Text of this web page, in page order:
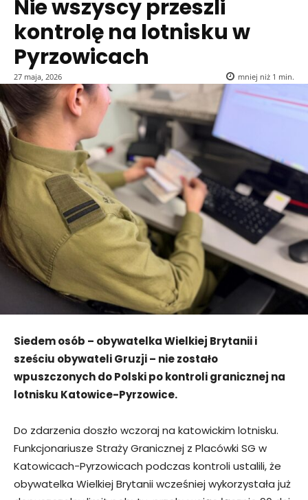
Nie wszyscy przeszli
kontrolę na lotnisku w
Pyrzowicach
27 maja, 2026 mniej niż 1 min.
Siedem osób – obywatelka Wielkiej Brytanii i
sześciu obywateli Gruzji – nie zostało
wpuszczonych do Polski po kontroli granicznej na
lotnisku Katowice-Pyrzowice.
Do zdarzenia doszło wczoraj na katowickim lotnisku.
Funkcjonariusze Straży Granicznej z Placówki SG w
Katowicach-Pyrzowicach podczas kontroli ustalili, że
obywatelka Wielkiej Brytanii wcześniej wykorzystała już